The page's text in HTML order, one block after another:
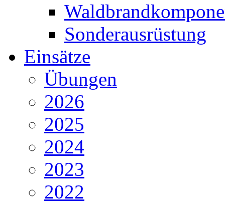
Sonderausrüstung
Einsätze
Übungen
2026
2025
2024
2023
2022